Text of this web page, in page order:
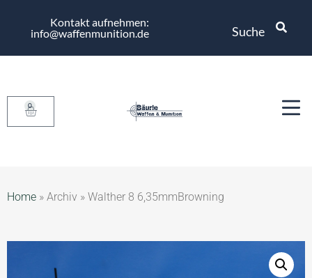
Kontakt aufnehmen:
info@waffenmunition.de
Suche
0
Home » Archiv » Walther 8 6,35mmBrowning